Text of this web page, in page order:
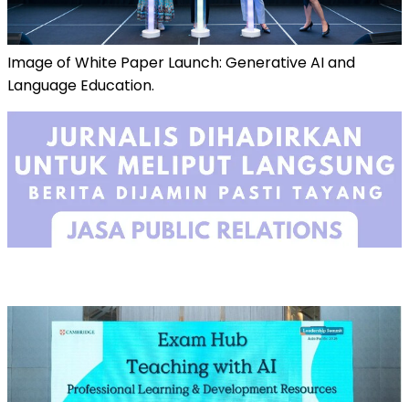
Image of White Paper Launch: Generative AI and
Language Education.